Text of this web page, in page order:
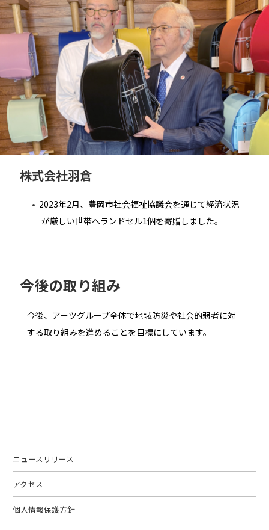
株式会社羽倉
2023年2月、豊岡市社会福祉協議会を通じて経済状況
が厳しい世帯へランドセル1個を寄贈しました。
今後の取り組み
今後、アーツグループ全体で地域防災や社会的弱者に対
する取り組みを進めることを目標にしています。
ニュースリリース
アクセス
個人情報保護方針